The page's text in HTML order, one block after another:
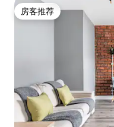
房客推荐
房客推荐